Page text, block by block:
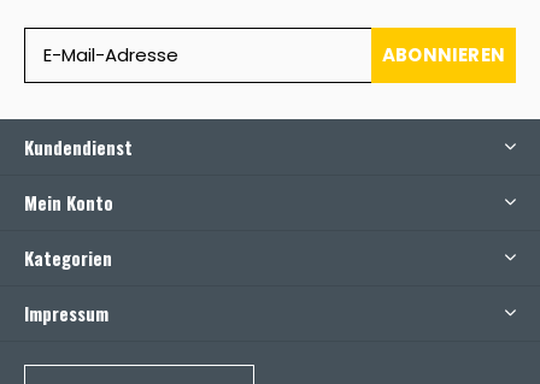
ABONNIEREN
Kundendienst
Mein Konto
Kategorien
Impressum